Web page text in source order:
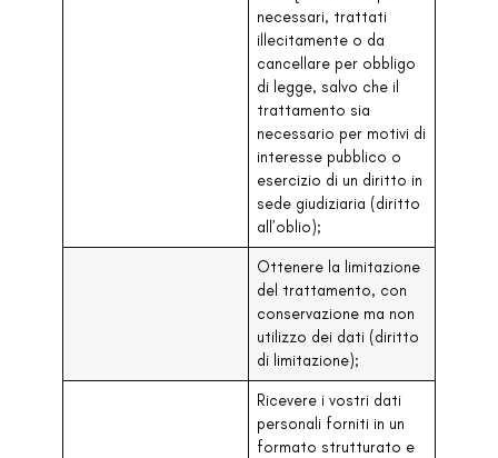
necessari, trattati
illecitamente o da
cancellare per obbligo
di legge, salvo che il
trattamento sia
necessario per motivi di
interesse pubblico o
esercizio di un diritto in
sede giudiziaria (diritto
all’oblio);
Ottenere la limitazione
del trattamento, con
conservazione ma non
utilizzo dei dati (diritto
di limitazione);
Ricevere i vostri dati
personali forniti in un
formato strutturato e